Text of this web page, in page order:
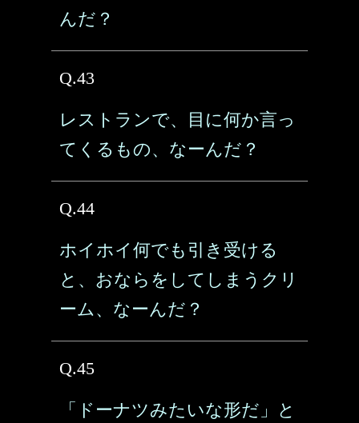
んだ？
Q.43
レストランで、目に何か言っ
てくるもの、なーんだ？
Q.44
ホイホイ何でも引き受ける
と、おならをしてしまうクリ
ーム、なーんだ？
Q.45
「ドーナツみたいな形だ」と